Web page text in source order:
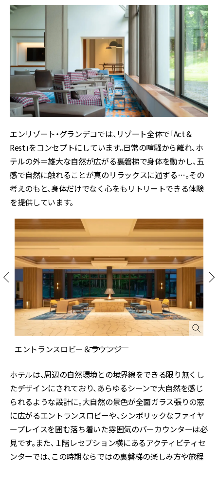
エンリゾート・グランデコでは、リゾート全体で「Act &
Rest」をコンセプトにしています。日常の喧騒から離れ、ホ
テルの外＝雄大な自然が広がる裏磐梯で身体を動かし、五
感で自然に触れることが真のリラックスに通ずる…。その
考えのもと、身体だけでなく心をもリトリートできる体験
を提供しています。
エントランスロビー＆ラウンジ
ホテルは、周辺の自然環境との境界線をできる限り無くし
たデザインにされており、あらゆるシーンで大自然を感じ
られるような設計に。大自然の景色が全面ガラス張りの窓
に広がるエントランスロビーや、シンボリックなファイヤ
ープレイスを囲む落ち着いた雰囲気のバーカウンターは必
見です。また、１階レセプション横にあるアクティビティセ
ンターでは、この時期ならではの裏磐梯の楽しみ方や旅程